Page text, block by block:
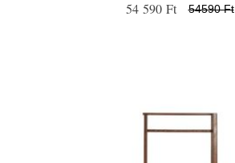
54 590 Ft 54590 Ft